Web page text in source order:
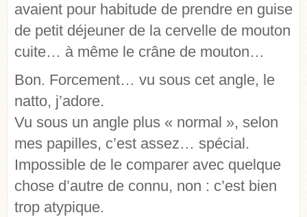
avaient pour habitude de prendre en guise
de petit déjeuner de la cervelle de mouton
cuite… à même le crâne de mouton…
Bon. Forcement… vu sous cet angle, le
natto, j’adore.
Vu sous un angle plus « normal », selon
mes papilles, c’est assez… spécial.
Impossible de le comparer avec quelque
chose d’autre de connu, non : c’est bien
trop atypique.